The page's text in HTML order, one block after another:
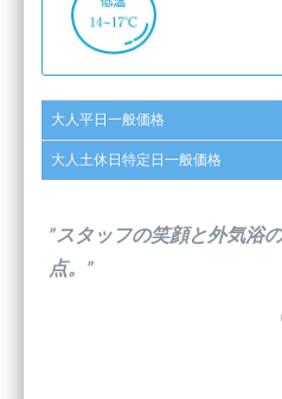
大人平日一般価格
大人土休日特定日一般価格
”スタッフの笑顔と外気浴
点。”